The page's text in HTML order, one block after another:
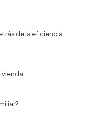
de la eficiencia